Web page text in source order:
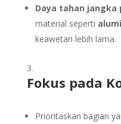
Daya tahan jangka
material seperti
keawetan lebih lama.
Fokus pada
Prioritaskan bagian